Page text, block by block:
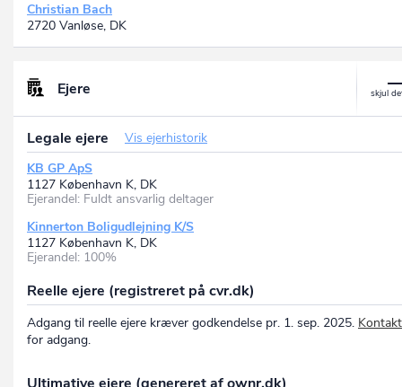
Christian Bach
2720 Vanløse, DK
Ejere
Legale ejere
Vis ejerhistorik
KB GP ApS
1127 København K, DK
Ejerandel: Fuldt ansvarlig deltager
Kinnerton Boligudlejning K/S
1127 København K, DK
Ejerandel: 100%
Reelle ejere (registreret på cvr.dk)
Adgang til reelle ejere kræver godkendelse pr. 1. sep. 2025.
for adgang.